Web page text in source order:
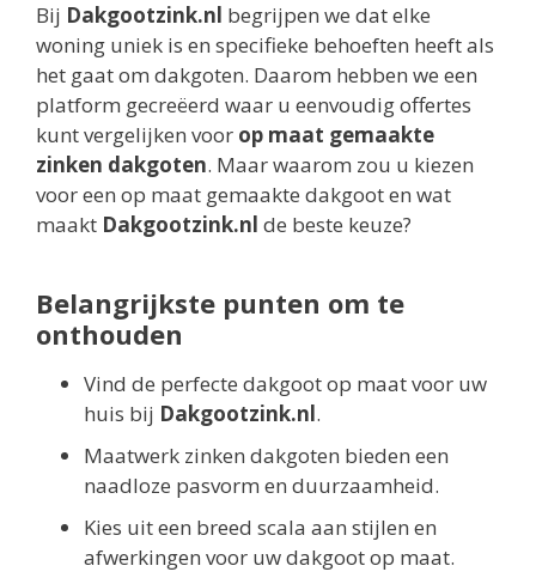
Bij Dakgootzink.nl begrijpen we dat elke
woning uniek is en specifieke behoeften heeft als
het gaat om dakgoten. Daarom hebben we een
platform gecreëerd waar u eenvoudig offertes
kunt vergelijken voor op maat gemaakte
zinken dakgoten. Maar waarom zou u kiezen
voor een op maat gemaakte dakgoot en wat
maakt Dakgootzink.nl de beste keuze?
Belangrijkste punten om te
onthouden
Vind de perfecte dakgoot op maat voor uw
huis bij Dakgootzink.nl.
Maatwerk zinken dakgoten bieden een
naadloze pasvorm en duurzaamheid.
Kies uit een breed scala aan stijlen en
afwerkingen voor uw dakgoot op maat.